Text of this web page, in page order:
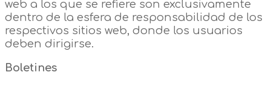
web a los que se refiere son exclusivamente
dentro de la esfera de responsabilidad de los
respectivos sitios web, donde los usuarios
deben dirigirse.
Boletines